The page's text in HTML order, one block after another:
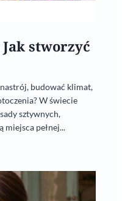
stworzyć
budować klimat,
W świecie
sztywnych,
pełnej...